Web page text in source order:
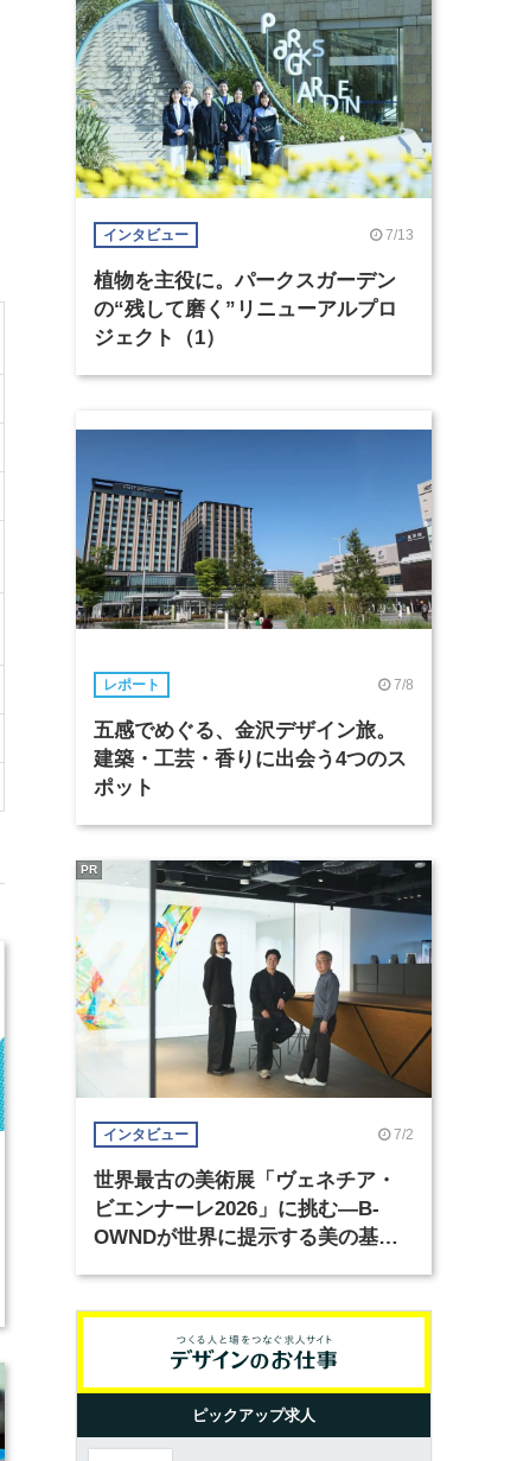
インタビュー 7/13
植物を主役に。パークスガーデン
の“残して磨く”リニューアルプロ
ジェクト（1）
レポート 7/8
五感でめぐる、金沢デザイン旅。
建築・工芸・香りに出会う4つのス
ポット
インタビュー 7/2
世界最古の美術展「ヴェネチア・
ビエンナーレ2026」に挑む―B-
OWNDが世界に提示する美の基準
PR
ピックアップ求人